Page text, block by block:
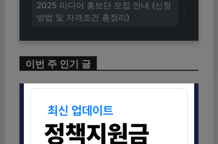
2025 미디어 홍보단 모집 안내 (신청
방법 및 자격조건 총정리)
이번 주 인기 글